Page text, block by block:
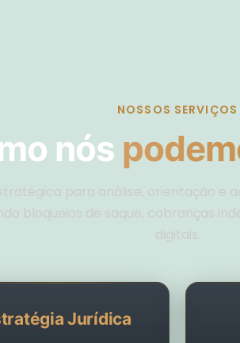
NOSSOS SERVIÇOS
nós
para análise, orientação e
bloqueios de saque, cobranças
digitais.
Jurídica